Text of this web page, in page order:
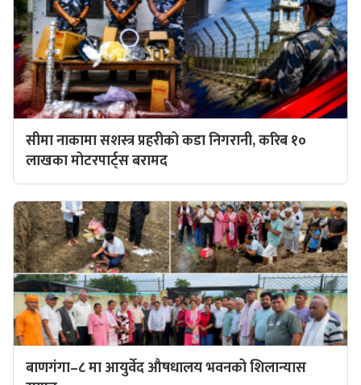
सीमा नाकामा सशस्त्र प्रहरीको कडा निगरानी, करिब १०
लाखका मोटरपार्ट्स बरामद
बाणगंगा–८ मा आयुर्वेद औषधालय भवनको शिलान्यास